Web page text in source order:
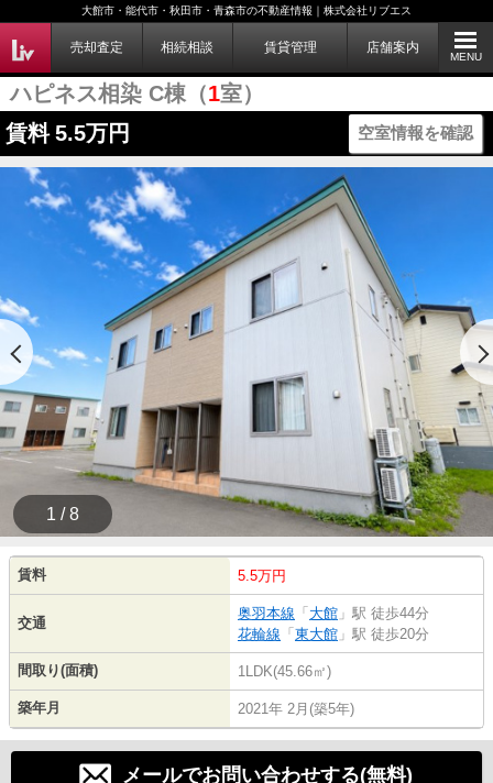
大館市・能代市・秋田市・青森市の不動産情報｜株式会社リブエス
売却査定 相続相談 賃貸管理 店舗案内
MENU
ハピネス相染 C棟（1室）
賃料 5.5万円 空室情報を確認
1 / 8
賃料 5.5万円
交通
奥羽本線 「 大館 」駅 徒歩44分
花輪線 「 東大館 」駅 徒歩20分
間取り(面積) 1LDK(45.66㎡)
築年月 2021年 2月(築5年)
メールでお問い合わせする(無料)